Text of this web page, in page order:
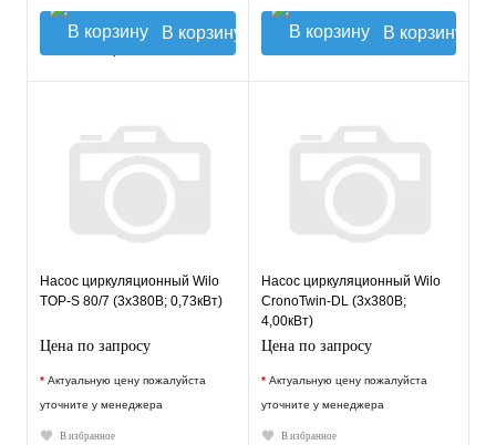
В корзину В корзину
Насос циркуляционный Wilo
TOP-S 80/7 (3х380В; 0,73кВт)
Цена по запросу
* Актуальную цену пожалуйста
уточните у менеджера
В избранное
Насос циркуляционный Wilo
CronoTwin-DL (3х380В;
4,00кВт)
Цена по запросу
* Актуальную цену пожалуйста
уточните у менеджера
В избранное